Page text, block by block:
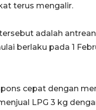
terus mengalir.
adalah
berlaku pada 1
cepat dengan
LPG 3 kg